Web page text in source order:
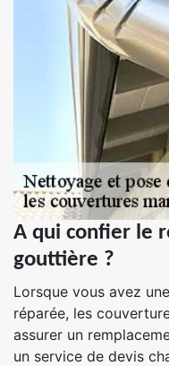
A qui confier le
gouttière ?
Lorsque vous avez
réparée, les
assurer un
un service de devis